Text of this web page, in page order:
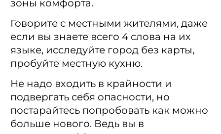
зоны комфорта.
Говорите с местными жителями, даже
если вы знаете всего 4 слова на их
языке, исследуйте город без карты,
пробуйте местную кухню.
Не надо входить в крайности и
подвергать себя опасности, но
постарайтесь попробовать как можно
больше нового. Ведь вы в